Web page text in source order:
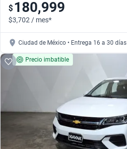
$ 180,999
$3,702 / mes*
Ciudad de México • Entrega 16 a 30 días
Precio imbatible